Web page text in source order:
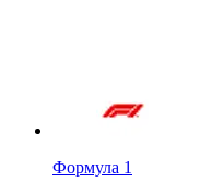
Формула 1